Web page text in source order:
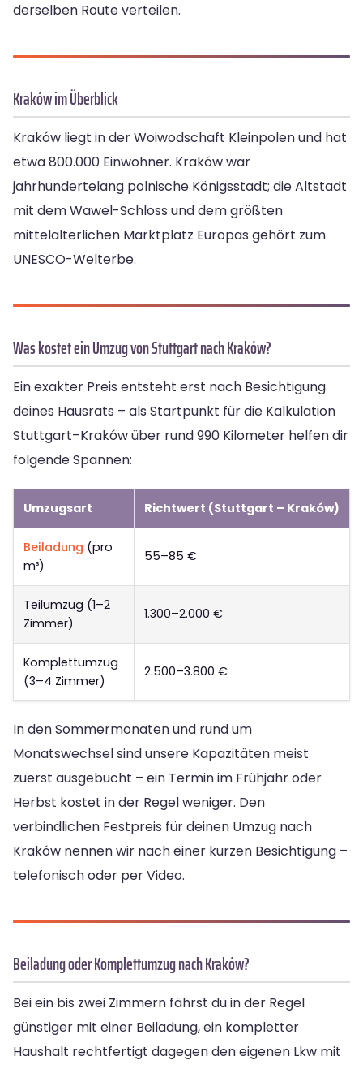
derselben Route verteilen.
Kraków im Überblick
Kraków liegt in der Woiwodschaft Kleinpolen und hat
etwa 800.000 Einwohner. Kraków war
jahrhundertelang polnische Königsstadt; die Altstadt
mit dem Wawel-Schloss und dem größten
mittelalterlichen Marktplatz Europas gehört zum
UNESCO-Welterbe.
Was kostet ein Umzug von Stuttgart nach Kraków?
Ein exakter Preis entsteht erst nach Besichtigung
deines Hausrats – als Startpunkt für die Kalkulation
Stuttgart–Kraków über rund 990 Kilometer helfen dir
folgende Spannen:
Umzugsart Richtwert (Stuttgart – Kraków)
Beiladung (pro
m³)
55–85 €
Teilumzug (1–2
Zimmer)
1.300–2.000 €
Komplettumzug
(3–4 Zimmer)
2.500–3.800 €
In den Sommermonaten und rund um
Monatswechsel sind unsere Kapazitäten meist
zuerst ausgebucht – ein Termin im Frühjahr oder
Herbst kostet in der Regel weniger. Den
verbindlichen Festpreis für deinen Umzug nach
Kraków nennen wir nach einer kurzen Besichtigung –
telefonisch oder per Video.
Beiladung oder Komplettumzug nach Kraków?
Bei ein bis zwei Zimmern fährst du in der Regel
günstiger mit einer Beiladung, ein kompletter
Haushalt rechtfertigt dagegen den eigenen Lkw mit